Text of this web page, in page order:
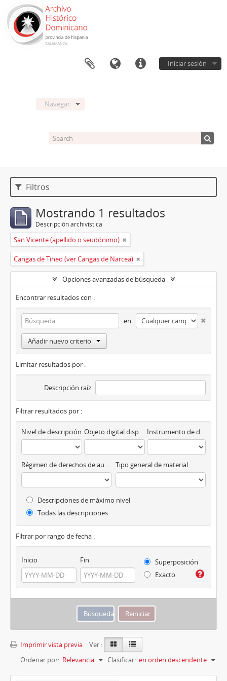
Iniciar sesión
Navegar
Filtros
Mostrando 1 resultados
Descripción archivística
San Vicente (apellido o seudónimo)
Cangas de Tineo (ver Cangas de Narcea)
Opciones avanzadas de búsqueda
Encontrar resultados con :
en
Añadir nuevo criterio
Limitar resultados por :
Descripción raíz
Filtrar resultados por :
Nivel de descripción Objeto digital disponibles Instrumento de descripción
Régimen de derechos de autor Tipo general de material
Descripciones de máximo nivel
Todas las descripciones
Filtrar por rango de fecha :
Inicio Fin
Superposición
Exacto
Imprimir vista previa
Ver :
Ordenar por: Relevancia Clasificar: en orden descendente